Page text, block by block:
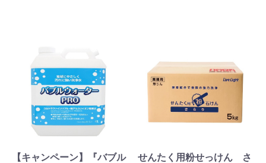
【キャンペーン】『バブル
せんたく用粉せっけん さ